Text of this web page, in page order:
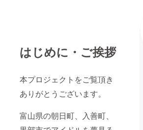
はじめに・ご挨拶
本プロジェクトをご覧頂き
ありがとうございます。
富山県の朝日町、入善町、